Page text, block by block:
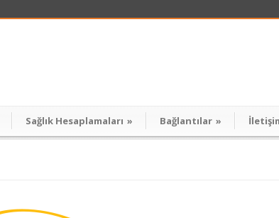
Sağlık Hesaplamaları » Bağlantılar »